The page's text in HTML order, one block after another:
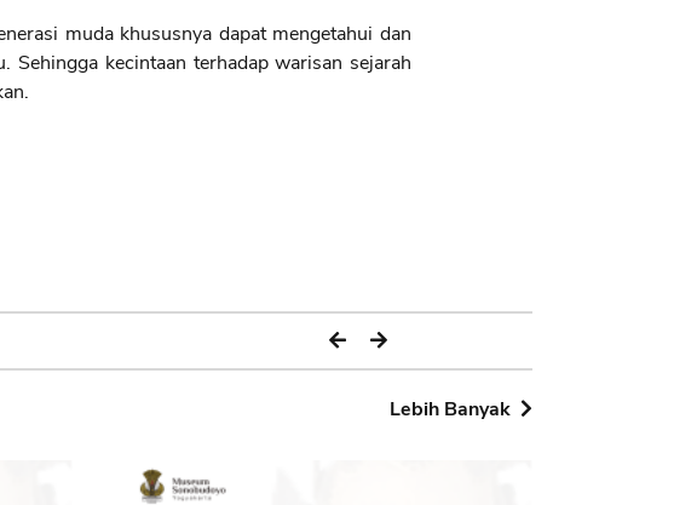
muda khususnya dapat mengetahui dan
Sehingga kecintaan terhadap warisan sejarah
Lebih Banyak